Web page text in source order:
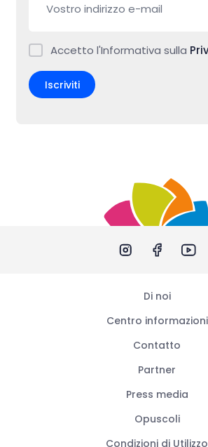
Accetto l'Informativa sulla
Iscriviti
Di noi
Centro informazioni
Contatto
Partner
Press media
Opuscoli
Condizioni di Utilizzo